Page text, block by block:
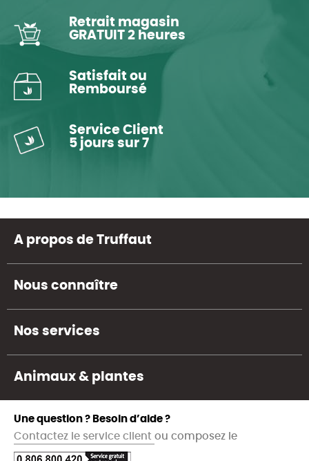
Retrait magasin
GRATUIT 2 heures
Satisfait ou
Remboursé
Service Client
5 jours sur 7
A propos de Truffaut
Nous connaître
Nos services
Animaux & plantes
Une question ? Besoin d’aide ?
Contactez le service client ou composez le